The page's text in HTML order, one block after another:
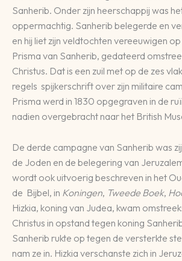
Sanherib. Onder zijn heerschappij was
oppermachtig. Sanherib belegerde en
en hij liet zijn veldtochten vereeuwigen
Prisma van Sanherib, gedateerd
Christus. Dat is een zuil met op de zes
regels spijkerschrift over zijn militaire
Prisma werd in 1830 opgegraven in de
nadien overgebracht naar het British
De derde campagne van Sanherib was
de Joden en de belegering van
wordt ook uitvoerig beschreven in het
de Bijbel, in Koningen, Tweede Boek,
Hizkia, koning van Judea, kwam
Christus in opstand tegen koning
Sanherib rukte op tegen de versterkte
nam ze in. Hizkia verschanste zich in